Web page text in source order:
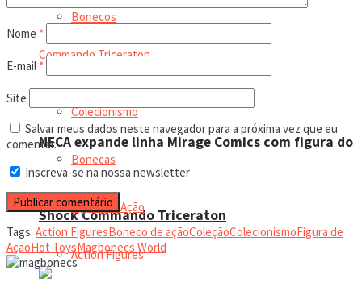
NECA expande linha Mirage Comics com figura do
Shock Commando Triceraton
Bonecos
Colecionismo
Bonecas
Figura de Ação
Action Figures
Nome *
E-mail *
Site
Salvar meus dados neste navegador para a próxima vez que eu
comentar.
Inscreva-se na nossa newsletter
Tags: Action FiguresBoneco de açãoColeçãoColecionismoFigura de
AçãoHot ToysMagbonecs World